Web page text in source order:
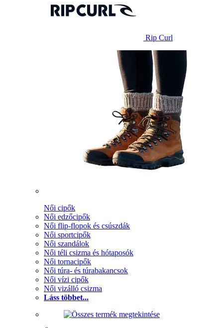
Rip Curl
Női cipők
Női edzőcipők
Női flip-flopok és csúszdák
Női sportcipők
Női szandálok
Női téli csizma és hótaposók
Női tornacipők
Női túra- és túrabakancsok
Női vízi cipők
Női vizálló csizma
Láss többet...